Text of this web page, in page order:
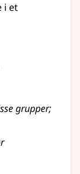
i et
grupper;